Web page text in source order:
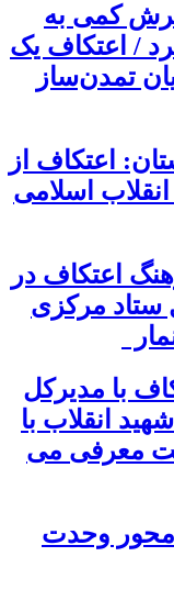
گسترش کمی به
/ اعتکاف یک
تمدن‌ساز
اعتکاف از
اسلامی
اعتکاف در
ستاد مرکزی
با مدیرکل
انقلاب با
معرفی می
محور وحدت